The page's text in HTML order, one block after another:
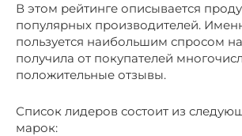
В этом рейтинге описывается
популярных производителей.
пользуется наибольшим спросом
получила от покупателей
положительные отзывы.
Список лидеров состоит из
марок: